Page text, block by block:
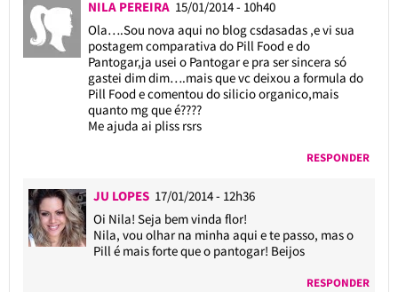
NILA PEREIRA 15/01/2014 - 10h40
Ola….Sou nova aqui no blog csdasadas ,e vi sua
postagem comparativa do Pill Food e do
Pantogar,ja usei o Pantogar e pra ser sincera só
gastei dim dim….mais que vc deixou a formula do
Pill Food e comentou do silicio organico,mais
quanto mg que é????
Me ajuda ai pliss rsrs
RESPONDER
JU LOPES 17/01/2014 - 12h36
Oi Nila! Seja bem vinda flor!
Nila, vou olhar na minha aqui e te passo, mas o
Pill é mais forte que o pantogar! Beijos
RESPONDER